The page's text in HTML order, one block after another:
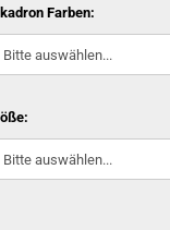
Chaps
Springglocken
Bandagen &
Farben: